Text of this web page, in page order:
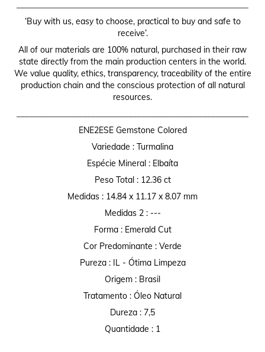
‘Buy with us, easy to choose, practical to buy and safe to
receive’.
All of our materials are 100% natural, purchased in their raw
state directly from the main production centers in the world.
We value quality, ethics, transparency, traceability of the entire
production chain and the conscious protection of all natural
resources.
ENE2ESE Gemstone Colored
Variedade : Turmalina
Espécie Mineral : Elbaíta
Peso Total : 12.36 ct
Medidas : 14.84 x 11.17 x 8.07 mm
Medidas 2 : ---
Forma : Emerald Cut
Cor Predominante : Verde
Pureza : IL - Ótima Limpeza
Origem : Brasil
Tratamento : Óleo Natural
Dureza : 7,5
Quantidade : 1